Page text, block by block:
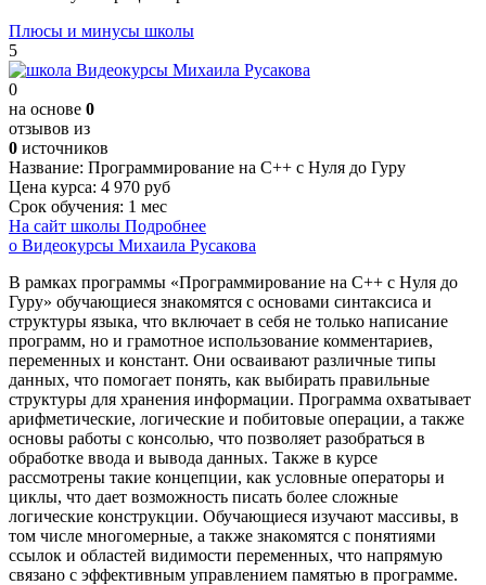
Плюсы и минусы школы
5
0
на основе 0
отзывов из
0 источников
Название: Программирование на C++ с Нуля до Гуру
Цена курса: 4 970 руб
Срок обучения: 1 мес
На сайт школы Подробнее
о Видеокурсы Михаила Русакова
В рамках программы «Программирование на С++ с Нуля до
Гуру» обучающиеся знакомятся с основами синтаксиса и
структуры языка, что включает в себя не только написание
программ, но и грамотное использование комментариев,
переменных и констант. Они осваивают различные типы
данных, что помогает понять, как выбирать правильные
структуры для хранения информации. Программа охватывает
арифметические, логические и побитовые операции, а также
основы работы с консолью, что позволяет разобраться в
обработке ввода и вывода данных. Также в курсе
рассмотрены такие концепции, как условные операторы и
циклы, что дает возможность писать более сложные
логические конструкции. Обучающиеся изучают массивы, в
том числе многомерные, а также знакомятся с понятиями
ссылок и областей видимости переменных, что напрямую
связано с эффективным управлением памятью в программе.